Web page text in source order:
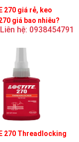
270 giá rẻ, keo
giá bao nhiêu?
Liên hệ: 0938454791
270 Threadlocking